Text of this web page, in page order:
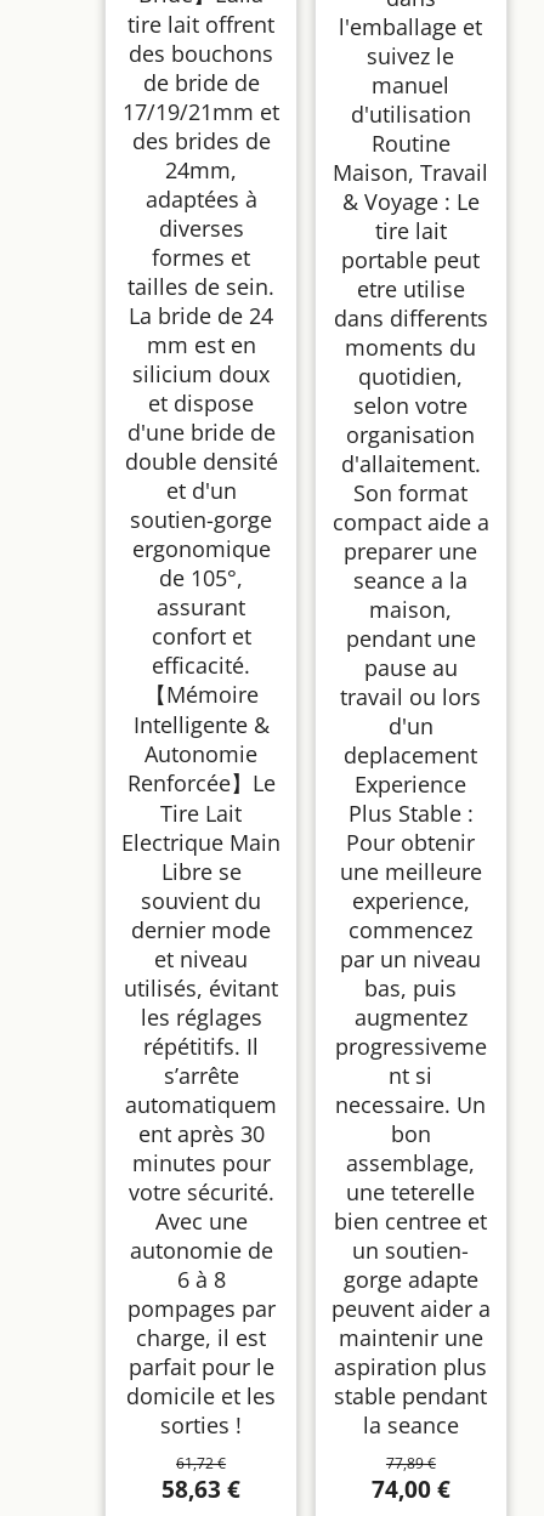
tire lait offrent
des bouchons
de bride de
17/19/21mm et
des brides de
24mm,
adaptées à
diverses
formes et
tailles de sein.
La bride de 24
mm est en
silicium doux
et dispose
d'une bride de
double densité
et d'un
soutien-gorge
ergonomique
de 105°,
assurant
confort et
efficacité.
【Mémoire
Intelligente &
Autonomie
Renforcée】Le
Tire Lait
Electrique Main
Libre se
souvient du
dernier mode
et niveau
utilisés, évitant
les réglages
répétitifs. Il
s’arrête
automatiquem
ent après 30
minutes pour
votre sécurité.
Avec une
autonomie de
6 à 8
pompages par
charge, il est
parfait pour le
domicile et les
sorties !
61,72 €
58,63 €
l'emballage et
suivez le
manuel
d'utilisation
Routine
Maison, Travail
& Voyage : Le
tire lait
portable peut
etre utilise
dans differents
moments du
quotidien,
selon votre
organisation
d'allaitement.
Son format
compact aide a
preparer une
seance a la
maison,
pendant une
pause au
travail ou lors
d'un
deplacement
Experience
Plus Stable :
Pour obtenir
une meilleure
experience,
commencez
par un niveau
bas, puis
augmentez
progressiveme
nt si
necessaire. Un
bon
assemblage,
une teterelle
bien centree et
un soutien-
gorge adapte
peuvent aider a
maintenir une
aspiration plus
stable pendant
la seance
77,89 €
74,00 €